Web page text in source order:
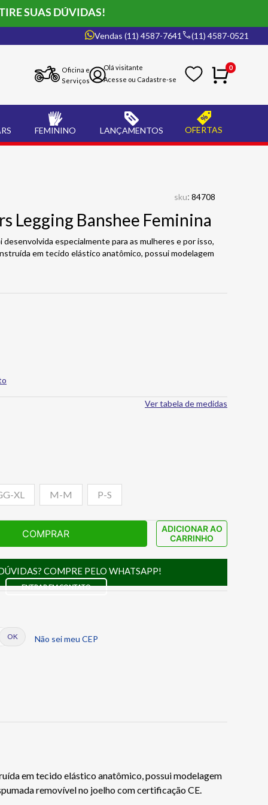
SUAS DÚVIDAS!
Vendas (11) 4587-7641 (11) 4587-0521
Oficina e
Serviços
0
FEMININO LANÇAMENTOS OFERTAS
sku: 84708
Legging Banshee Feminina
especialmente para as mulheres e por isso,
em tecido elástico anatômico, possui modelagem
XL M-M P-S
Ver tabela de medidas
COMPRAR
ADICIONAR AO
CARRINHO
COMPRE PELO WHATSAPP!
ENTRAR EM CONTATO
Não sei meu CEP
em tecido elástico anatômico, possui modelagem
removível no joelho com certificação CE.